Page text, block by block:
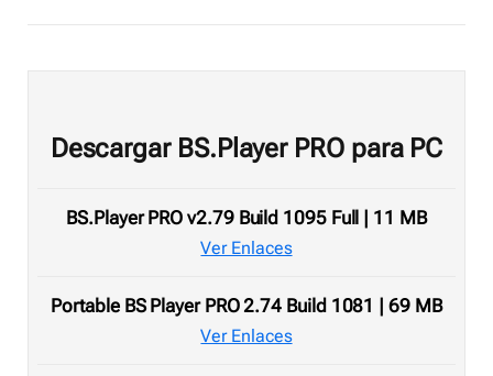
Descargar BS.Player PRO para PC
BS.Player PRO v2.79 Build 1095 Full | 11 MB
Ver Enlaces
Portable BS Player PRO 2.74 Build 1081 | 69 MB
Ver Enlaces